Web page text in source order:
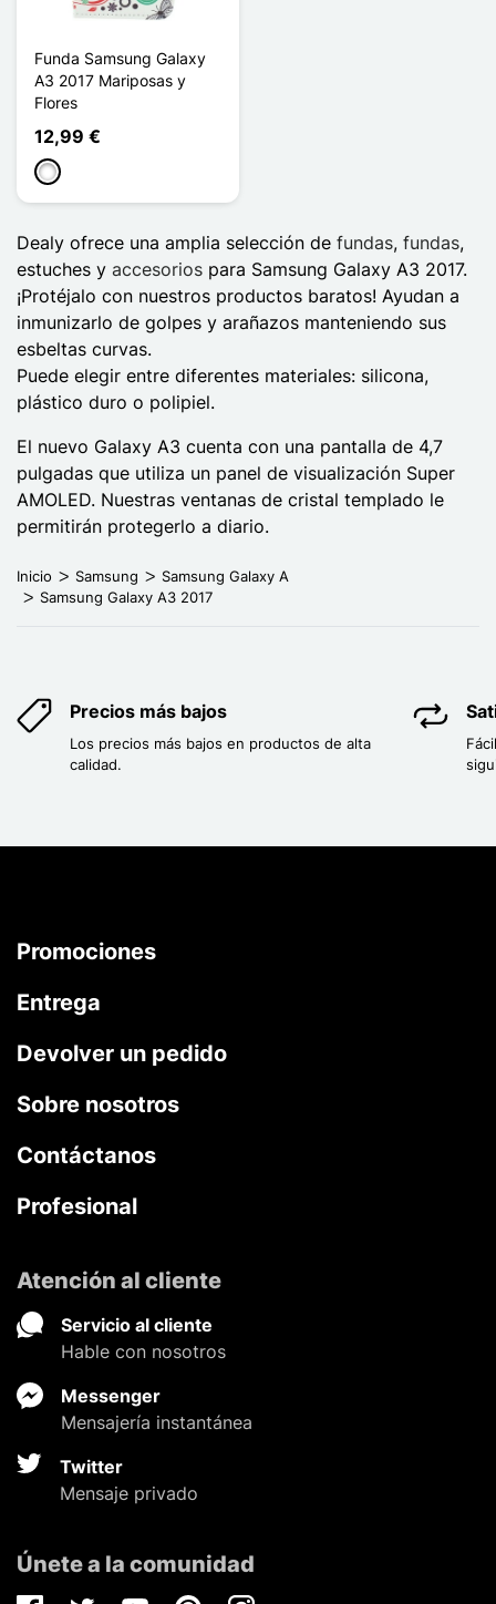
Funda Samsung Galaxy
A3 2017 Mariposas y
Flores
12,99 €
Blanco
Dealy ofrece una amplia selección de fundas, fundas,
estuches y accesorios para Samsung Galaxy A3 2017.
¡Protéjalo con nuestros productos baratos! Ayudan a
inmunizarlo de golpes y arañazos manteniendo sus
esbeltas curvas.
Puede elegir entre diferentes materiales: silicona,
plástico duro o polipiel.
El nuevo Galaxy A3 cuenta con una pantalla de 4,7
pulgadas que utiliza un panel de visualización Super
AMOLED. Nuestras ventanas de cristal templado le
permitirán protegerlo a diario.
Inicio Samsung
Samsung Galaxy A
Samsung Galaxy A3 2017
Precios más bajos
Los precios más bajos en productos de alta
calidad.
Promociones
Entrega
Devolver un pedido
Sobre nosotros
Contáctanos
Profesional
Atención al cliente
Servicio al cliente
Hable con nosotros
Messenger
Mensajería instantánea
Twitter
Mensaje privado
Únete a la comunidad